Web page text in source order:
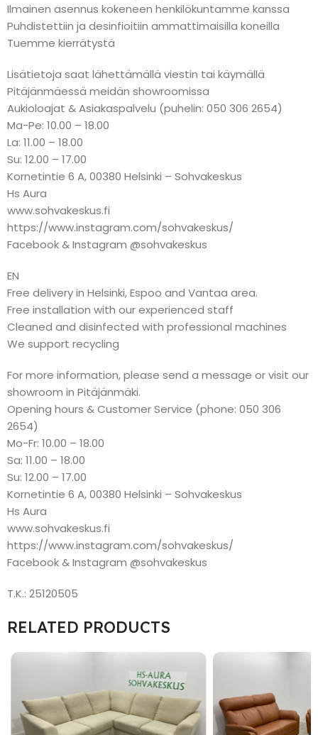
Ilmainen asennus kokeneen henkilökuntamme kanssa
Puhdistettiin ja desinfioitiin ammattimaisilla koneilla
Tuemme kierrätystä
Lisätietoja saat lähettämällä viestin tai käymällä
Pitäjänmäessä meidän showroomissa
Aukioloajat & Asiakaspalvelu (puhelin: 050 306 2654)
Ma-Pe: 10.00 – 18.00
La: 11.00 – 18.00
Su: 12.00 – 17.00
Kornetintie 6 A, 00380 Helsinki – Sohvakeskus
Hs Aura
www.sohvakeskus.fi
https://www.instagram.com/sohvakeskus/
Facebook & Instagram @sohvakeskus
EN
Free delivery in Helsinki, Espoo and Vantaa area.
Free installation with our experienced staff
Cleaned and disinfected with professional machines
We support recycling
For more information, please send a message or visit our
showroom in Pitäjänmäki.
Opening hours & Customer Service (phone: 050 306
2654)
Mo-Fr: 10.00 – 18.00
Sa: 11.00 – 18.00
Su: 12.00 – 17.00
Kornetintie 6 A, 00380 Helsinki – Sohvakeskus
Hs Aura
www.sohvakeskus.fi
https://www.instagram.com/sohvakeskus/
Facebook & Instagram @sohvakeskus
T.K.: 25120505
RELATED PRODUCTS